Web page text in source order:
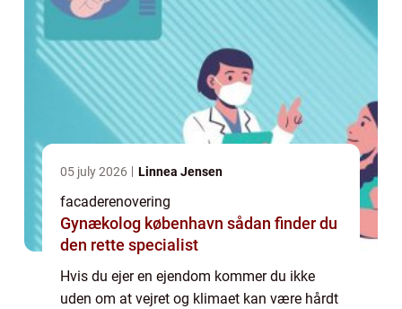
05 july 2026 Linnea Jensen
facaderenovering
Gynækolog københavn sådan finder du
den rette specialist
Hvis du ejer en ejendom kommer du ikke
uden om at vejret og klimaet kan være hårdt